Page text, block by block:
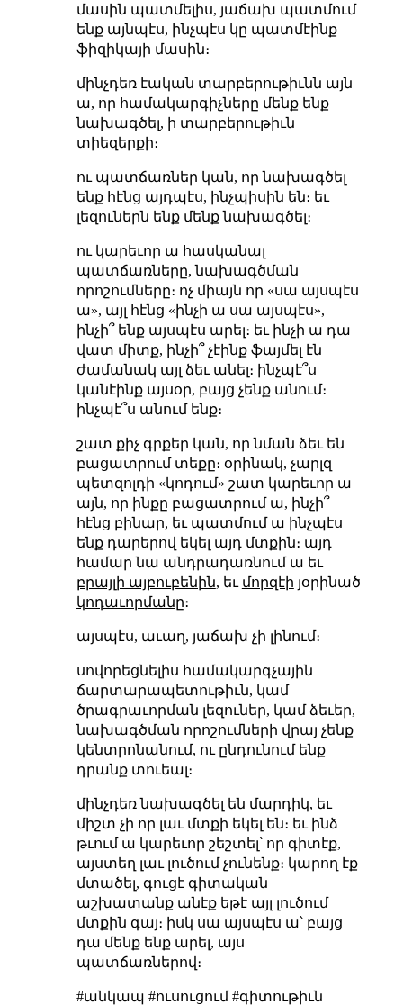
մասին պատմելիս, յաճախ պատմում
ենք այնպէս, ինչպէս կը պատմէինք
ֆիզիկայի մասին։
մինչդեռ էական տարբերութիւնն այն
ա, որ համակարգիչները մենք ենք
նախագծել, ի տարբերութիւն
տիեզերքի։
ու պատճառներ կան, որ նախագծել
ենք հէնց այդպէս, ինչպիսին են։ եւ
լեզուներն ենք մենք նախագծել։
ու կարեւոր ա հասկանալ
պատճառները, նախագծման
որոշումները։ ոչ միայն որ «սա այսպէս
ա», այլ հէնց «ինչի ա սա այսպէս»,
ինչի՞ ենք այսպէս արել։ եւ ինչի ա դա
վատ միտք, ինչի՞ չէինք ֆայմել էն
ժամանակ այլ ձեւ անել։ ինչպէ՞ս
կանէինք այսօր, բայց չենք անում։
ինչպէ՞ս անում ենք։
շատ քիչ գրքեր կան, որ նման ձեւ են
բացատրում տեքը։ օրինակ, չարլզ
պետզոլդի «կոդում» շատ կարեւոր ա
այն, որ ինքը բացատրում ա, ինչի՞
հէնց բինար, եւ պատմում ա ինչպէս
ենք դարերով եկել այդ մտքին։ այդ
համար նա անդրադառնում ա եւ
բրայլի այբուբենին, եւ մորզէի յօրինած
կոդաւորմանը։
այսպէս, աւաղ, յաճախ չի լինում։
սովորեցնելիս համակարգչային
ճարտարապետութիւն, կամ
ծրագրաւորման լեզուներ, կամ ձեւեր,
նախագծման որոշումների վրայ չենք
կենտրոնանում, ու ընդունում ենք
դրանք տուեալ։
մինչդեռ նախագծել են մարդիկ, եւ
միշտ չի որ լաւ մտքի եկել են։ եւ ինձ
թւում ա կարեւոր շեշտել՝ որ գիտէք,
այստեղ լաւ լուծում չունենք։ կարող էք
մտածել, գուցէ գիտական
աշխատանք անէք եթէ այլ լուծում
մտքին գայ։ իսկ սա այսպէս ա՝ բայց
դա մենք ենք արել, այս
պատճառներով։
#անկապ #ուսուցում #գիտութիւն